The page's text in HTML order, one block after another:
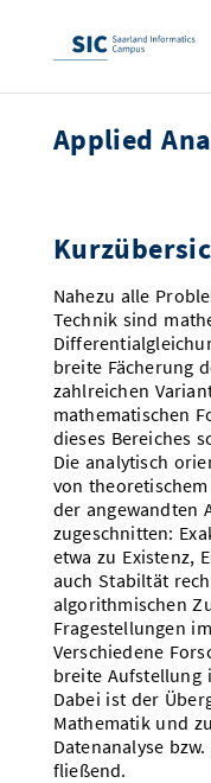
Studium
Studienangebot
Angebote für
10 Gründe für den
NEU:
Neu am SIC?
Studierende
Aktuelle
Beratung für
Semestertermine
Vom Studium in
Service
Service und
ProfessorInnen
Stellenangebote
Bibliothek
Study Scheduler
Institute &
Ranking
Forschungsfelder
ProfessorInnen
Bibliothek
Open Science/
Karrierewege
Promotion
Gründen &
Stellenangebote
News
Preise,
Termine,
Wirtschaft
Technologietransfer
Expertise am SIC
Kooperieren &
Start-ups
News & Termine
Termine,
Pressemeldungen
IT-Themenabend
News
Über Uns
Saarland
Standort
Ranking
Zahlen & Fakten
Marketing &
Pressespiegel
Preise,
Kontakt
SIC Merchandise
SIC Podcast
Kontakte & Anfahrt
Anfahrt
Termine,
Alumni
Applied
Nahezu alle
Technik sind
breite Fächerung
zahlreichen
mathematischen
dieses Bereiches
Die analytisch
von
der angewandten
zugeschnitten:
etwa zu Existenz,
auch Stabiltät
algorithmischen
Fragestellungen
Verschiedene
breite Aufstellung
Dabei ist der
Mathematik und
Datenanalyse
fließend.